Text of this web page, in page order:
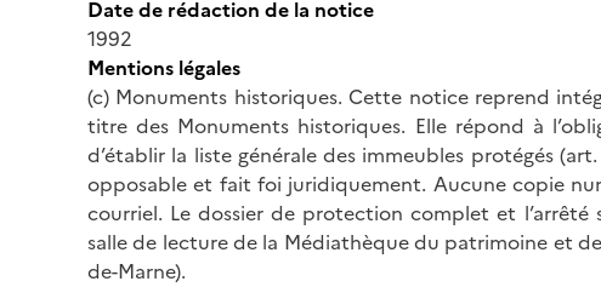
Date de rédaction de la notice
1992
Mentions légales
(c) Monuments historiques. Cette notice reprend
titre des Monuments historiques. Elle répond à
d’établir la liste générale des immeubles protégés
opposable et fait foi juridiquement. Aucune copie
courriel. Le dossier de protection complet et
salle de lecture de la Médiathèque du patrimoine et
de-Marne).